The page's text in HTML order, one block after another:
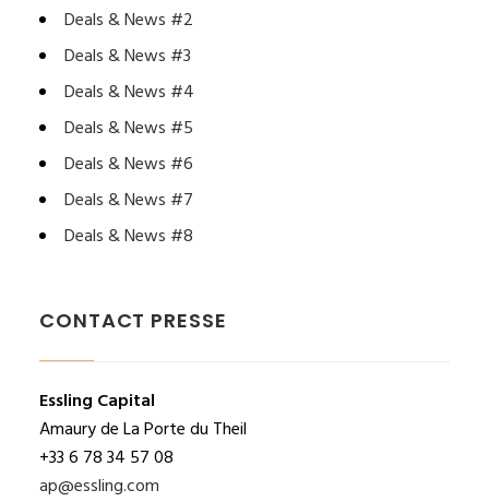
Deals & News #2
Deals & News #3
Deals & News #4
Deals & News #5
Deals & News #6
Deals & News #7
Deals & News #8
CONTACT PRESSE
Essling Capital
Amaury de La Porte du Theil
+33 6 78 34 57 08
ap@essling.com